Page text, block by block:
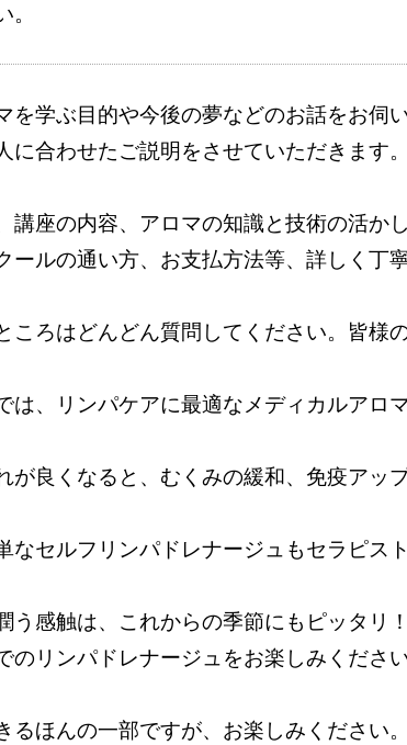
。
を学ぶ目的や今後の夢などのお話をお伺
に合わせたご説明をさせていただきます。
講座の内容、アロマの知識と技術の活か
ールの通い方、お支払方法等、詳しく丁
ころはどんどん質問してください。皆様
は、リンパケアに最適なメディカルアロ
が良くなると、むくみの緩和、免疫ア
なセルフリンパドレナージュもセラピス
う感触は、これからの季節にもピッタリ！
のリンパドレナージュをお楽しみください
るほんの一部ですが、お楽しみください